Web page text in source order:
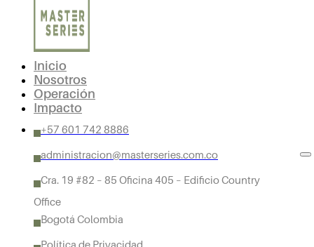
Inicio
Nosotros
Operación
Impacto
+57 601 742 8886
administracion@masterseries.com.co
Cra. 19 #82 – 85 Oficina 405 – Edificio Country
Office
Bogotá Colombia
Política de Privacidad